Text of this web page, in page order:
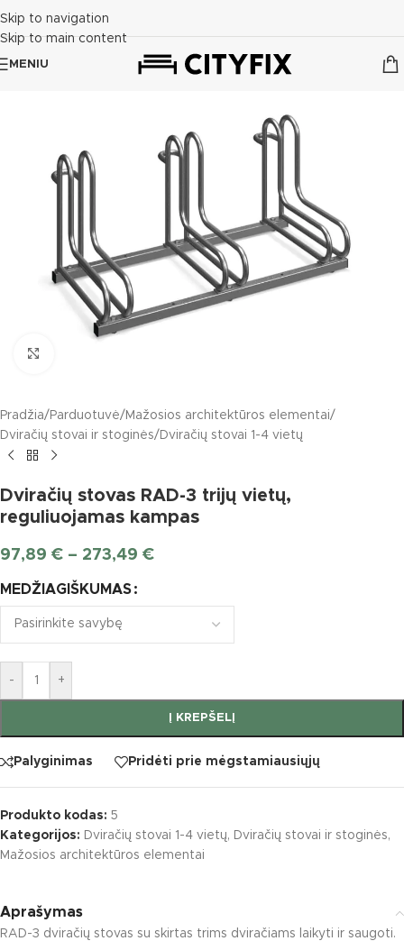
Skip to navigation
Skip to main content
MENIU
Pradžia/ Parduotuvė/ Mažosios architektūros elementai/
Dviračių stovai ir stoginės/ Dviračių stovai 1-4 vietų
Dviračių stovas RAD-3 trijų vietų,
reguliuojamas kampas
97,89 € – 273,49 €
MEDŽIAGIŠKUMAS
- +
Į KREPŠELĮ
Palyginimas Pridėti prie mėgstamiausiųjų
Produkto kodas: 5
Kategorijos: Dviračių stovai 1-4 vietų, Dviračių stovai ir stoginės,
Mažosios architektūros elementai
Aprašymas
RAD-3 dviračių stovas su skirtas trims dviračiams laikyti ir saugoti.